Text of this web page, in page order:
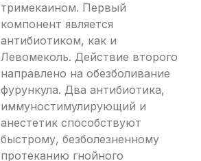
тримекаином. Первый
компонент является
антибиотиком, как и
Левомеколь. Действие второго
направлено на обезболивание
фурункула. Два антибиотика,
иммуностимулирующий и
анестетик способствуют
быстрому, безболезненному
протеканию гнойного